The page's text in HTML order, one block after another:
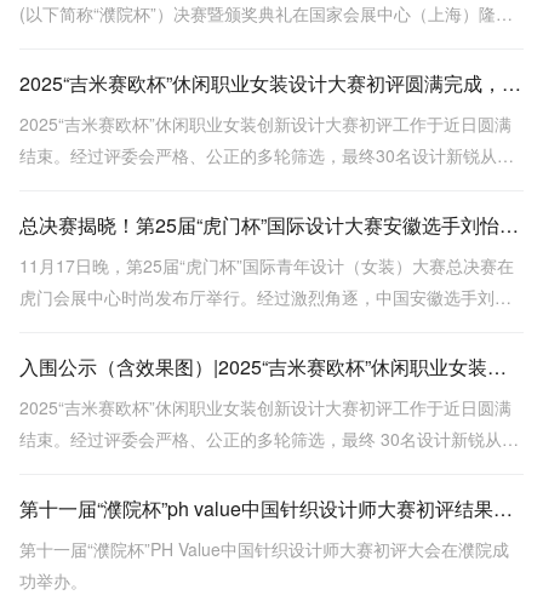
(以下简称“濮院杯”）决赛暨颁奖典礼在国家会展中心（上海）隆重
2025“吉米赛欧杯”休闲职业女装设计大赛初评圆满完成，30强选手名单揭晓
2025“吉米赛欧杯”休闲职业女装创新设计大赛初评工作于近日圆满
结束。经过评委会严格、公正的多轮筛选，最终30名设计新锐从众
的创意表达能力以及对品牌风格的深刻理解成功入围。
总决赛揭晓！第25届“虎门杯”国际设计大赛安徽选手刘怡一举夺魁
11月17日晚，第25届“虎门杯”国际青年设计（女装）大赛总决赛在
虎门会展中心时尚发布厅举行。经过激烈角逐，中国安徽选手刘怡
入围公示（含效果图）|2025“吉米赛欧杯”休闲职业女装设计大赛初评落幕，30强选手名单揭晓
2025“吉米赛欧杯”休闲职业女装创新设计大赛初评工作于近日圆满
结束。经过评委会严格、公正的多轮筛选，最终 30名设计新锐从众
的创意表达能力以及对品牌风格的深刻理解成功入围。
第十一届“濮院杯”ph value中国针织设计师大赛初评结果公示（含效果图）
第十一届“濮院杯”PH Value中国针织设计师大赛初评大会在濮院成
功举办。